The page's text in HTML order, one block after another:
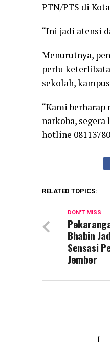
PTN/PTS di
“Ini jadi atensi
Menurutnya,
perlu
sekolah,
“Kami
narkoba,
hotline
RELATED TOPICS:
DON'T MISS
Bhabin
Sensasi
Jember